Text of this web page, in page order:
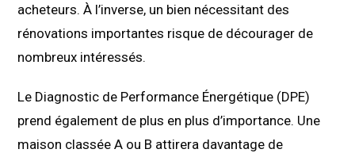
acheteurs. À l’inverse, un bien nécessitant des
rénovations importantes risque de décourager de
nombreux intéressés.
Le Diagnostic de Performance Énergétique (DPE)
prend également de plus en plus d’importance. Une
maison classée A ou B attirera davantage de